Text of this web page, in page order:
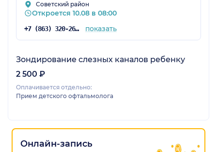
Советский район
Откроется 10.08 в 08:00
+7 (863) 320-26-20 показать
Зондирование слезных каналов ребенку
2 500 ₽
Оплачивается отдельно:
Прием детского офтальмолога
Онлайн-запись